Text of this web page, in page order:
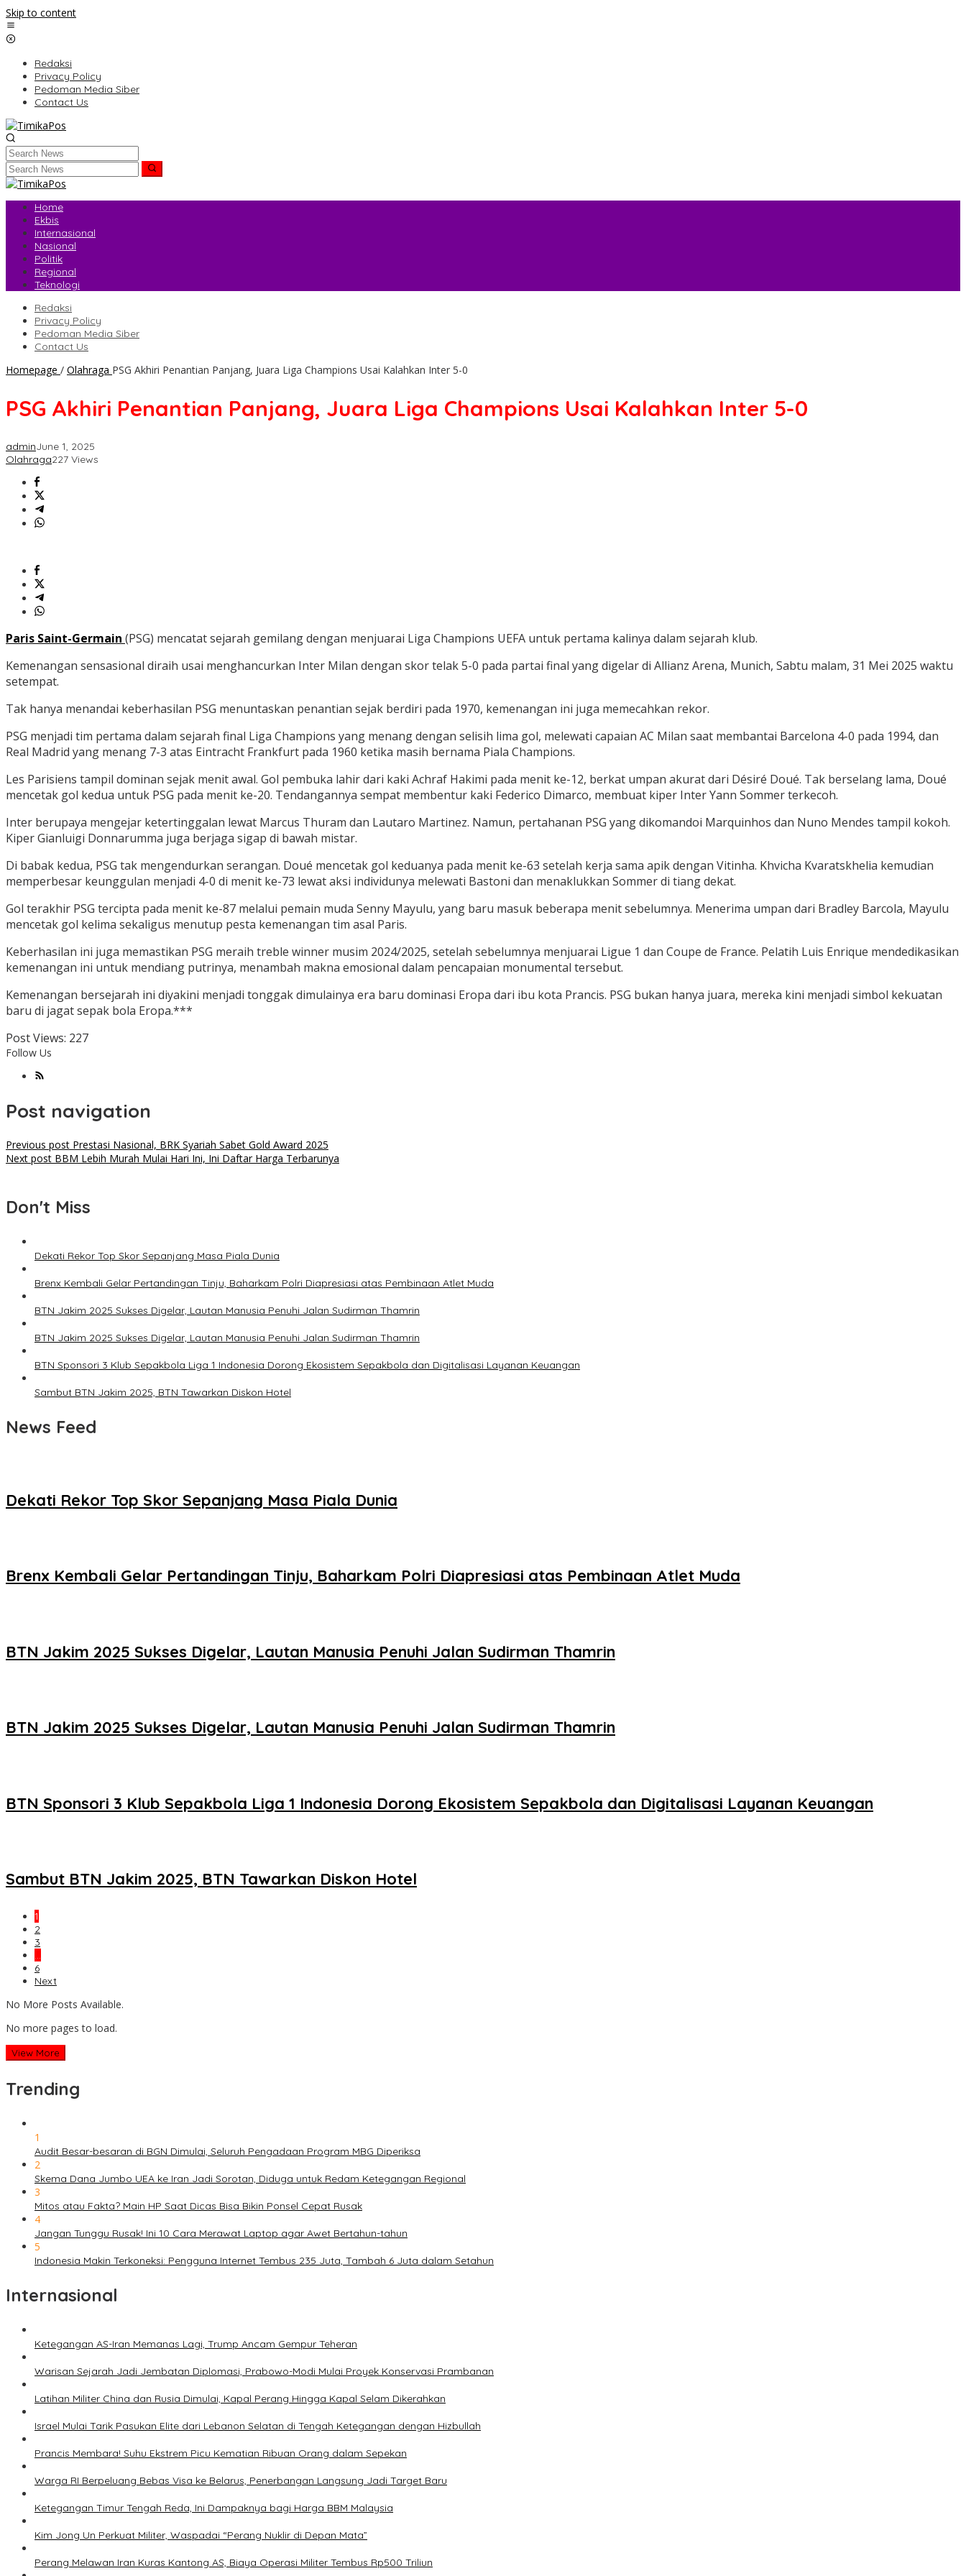
Skip to content
Redaksi
Privacy Policy
Pedoman Media Siber
Contact Us
Home
Ekbis
Internasional
Nasional
Politik
Regional
Teknologi
Redaksi
Privacy Policy
Pedoman Media Siber
Contact Us
Homepage / Olahraga PSG Akhiri Penantian Panjang, Juara Liga Champions Usai Kalahkan Inter 5-0
PSG Akhiri Penantian Panjang, Juara Liga Champions Usai Kalahkan Inter 5-0
adminJune 1, 2025
Olahraga227 Views
Paris Saint-Germain (PSG) mencatat sejarah gemilang dengan menjuarai Liga Champions UEFA untuk pertama kalinya dalam sejarah klub.
Kemenangan sensasional diraih usai menghancurkan Inter Milan dengan skor telak 5-0 pada partai final yang digelar di Allianz Arena, Munich, Sabtu malam, 31 Mei 2025 waktu
setempat.
Tak hanya menandai keberhasilan PSG menuntaskan penantian sejak berdiri pada 1970, kemenangan ini juga memecahkan rekor.
PSG menjadi tim pertama dalam sejarah final Liga Champions yang menang dengan selisih lima gol, melewati capaian AC Milan saat membantai Barcelona 4-0 pada 1994, dan
Real Madrid yang menang 7-3 atas Eintracht Frankfurt pada 1960 ketika masih bernama Piala Champions.
Les Parisiens tampil dominan sejak menit awal. Gol pembuka lahir dari kaki Achraf Hakimi pada menit ke-12, berkat umpan akurat dari Désiré Doué. Tak berselang lama, Doué
mencetak gol kedua untuk PSG pada menit ke-20. Tendangannya sempat membentur kaki Federico Dimarco, membuat kiper Inter Yann Sommer terkecoh.
Inter berupaya mengejar ketertinggalan lewat Marcus Thuram dan Lautaro Martinez. Namun, pertahanan PSG yang dikomandoi Marquinhos dan Nuno Mendes tampil kokoh.
Kiper Gianluigi Donnarumma juga berjaga sigap di bawah mistar.
Di babak kedua, PSG tak mengendurkan serangan. Doué mencetak gol keduanya pada menit ke-63 setelah kerja sama apik dengan Vitinha. Khvicha Kvaratskhelia kemudian
memperbesar keunggulan menjadi 4-0 di menit ke-73 lewat aksi individunya melewati Bastoni dan menaklukkan Sommer di tiang dekat.
Gol terakhir PSG tercipta pada menit ke-87 melalui pemain muda Senny Mayulu, yang baru masuk beberapa menit sebelumnya. Menerima umpan dari Bradley Barcola, Mayulu
mencetak gol kelima sekaligus menutup pesta kemenangan tim asal Paris.
Keberhasilan ini juga memastikan PSG meraih treble winner musim 2024/2025, setelah sebelumnya menjuarai Ligue 1 dan Coupe de France. Pelatih Luis Enrique mendedikasikan
kemenangan ini untuk mendiang putrinya, menambah makna emosional dalam pencapaian monumental tersebut.
Kemenangan bersejarah ini diyakini menjadi tonggak dimulainya era baru dominasi Eropa dari ibu kota Prancis. PSG bukan hanya juara, mereka kini menjadi simbol kekuatan
baru di jagat sepak bola Eropa.***
Post Views: 227
Follow Us
Post navigation
Previous post Prestasi Nasional, BRK Syariah Sabet Gold Award 2025
Next post BBM Lebih Murah Mulai Hari Ini, Ini Daftar Harga Terbarunya
Don't Miss
Dekati Rekor Top Skor Sepanjang Masa Piala Dunia
Brenx Kembali Gelar Pertandingan Tinju, Baharkam Polri Diapresiasi atas Pembinaan Atlet Muda
BTN Jakim 2025 Sukses Digelar, Lautan Manusia Penuhi Jalan Sudirman Thamrin
BTN Jakim 2025 Sukses Digelar, Lautan Manusia Penuhi Jalan Sudirman Thamrin
BTN Sponsori 3 Klub Sepakbola Liga 1 Indonesia Dorong Ekosistem Sepakbola dan Digitalisasi Layanan Keuangan
Sambut BTN Jakim 2025, BTN Tawarkan Diskon Hotel
News Feed
Dekati Rekor Top Skor Sepanjang Masa Piala Dunia
Brenx Kembali Gelar Pertandingan Tinju, Baharkam Polri Diapresiasi atas Pembinaan Atlet Muda
BTN Jakim 2025 Sukses Digelar, Lautan Manusia Penuhi Jalan Sudirman Thamrin
BTN Jakim 2025 Sukses Digelar, Lautan Manusia Penuhi Jalan Sudirman Thamrin
BTN Sponsori 3 Klub Sepakbola Liga 1 Indonesia Dorong Ekosistem Sepakbola dan Digitalisasi Layanan Keuangan
Sambut BTN Jakim 2025, BTN Tawarkan Diskon Hotel
1
2
3
…
6
Next
No More Posts Available.
No more pages to load.
View More
Trending
1
Audit Besar-besaran di BGN Dimulai, Seluruh Pengadaan Program MBG Diperiksa
2
Skema Dana Jumbo UEA ke Iran Jadi Sorotan, Diduga untuk Redam Ketegangan Regional
3
Mitos atau Fakta? Main HP Saat Dicas Bisa Bikin Ponsel Cepat Rusak
4
Jangan Tunggu Rusak! Ini 10 Cara Merawat Laptop agar Awet Bertahun-tahun
5
Indonesia Makin Terkoneksi: Pengguna Internet Tembus 235 Juta, Tambah 6 Juta dalam Setahun
Internasional
Ketegangan AS-Iran Memanas Lagi, Trump Ancam Gempur Teheran
Warisan Sejarah Jadi Jembatan Diplomasi, Prabowo-Modi Mulai Proyek Konservasi Prambanan
Latihan Militer China dan Rusia Dimulai, Kapal Perang Hingga Kapal Selam Dikerahkan
Israel Mulai Tarik Pasukan Elite dari Lebanon Selatan di Tengah Ketegangan dengan Hizbullah
Prancis Membara! Suhu Ekstrem Picu Kematian Ribuan Orang dalam Sepekan
Warga RI Berpeluang Bebas Visa ke Belarus, Penerbangan Langsung Jadi Target Baru
Ketegangan Timur Tengah Reda, Ini Dampaknya bagi Harga BBM Malaysia
Kim Jong Un Perkuat Militer, Waspadai “Perang Nuklir di Depan Mata”
Perang Melawan Iran Kuras Kantong AS, Biaya Operasi Militer Tembus Rp500 Triliun